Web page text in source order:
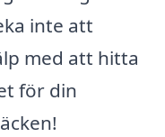
inte att
med att hitta
för din